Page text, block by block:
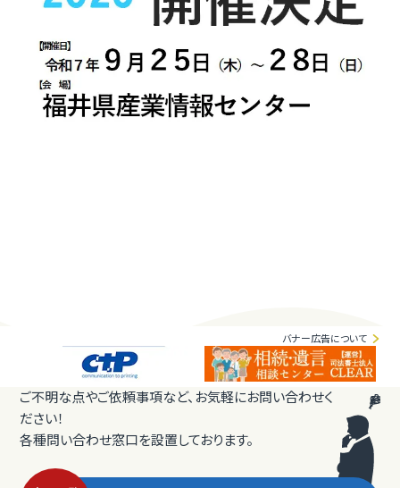
バナー広告について
ご不明な点やご依頼事項など、お気軽にお問い合わせく
ださい！
各種問い合わせ窓口を設置しております。